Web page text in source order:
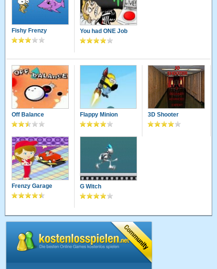
Fishy Frenzy You had ONE Job
Off Balance Flappy Minion 3D Shooter
Frenzy Garage G Witch